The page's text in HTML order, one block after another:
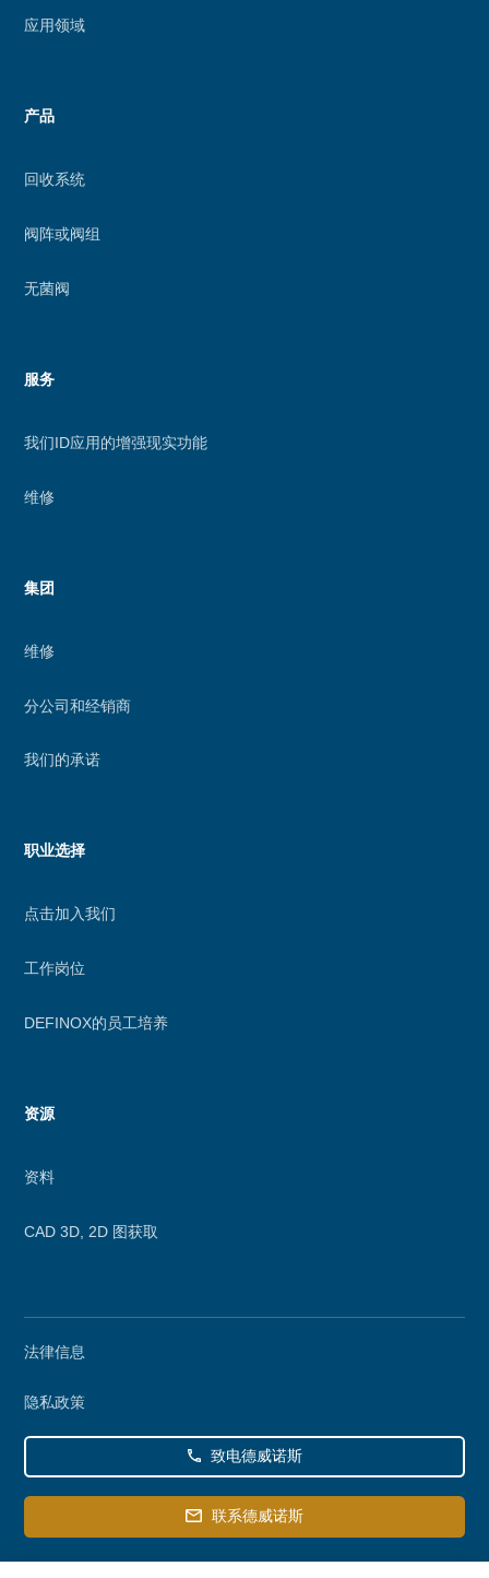
实
应用领域
产品
回收系统
阀阵或阀组
无菌阀
服务
我们ID应用的增强现实功能
维修
集团
维修
分公司和经销商
我们的承诺
职业选择
点击加入我们
工作岗位
DEFINOX的员工培养
资源
资料
CAD 3D, 2D 图获取
Secondary
法律信息
隐私政策
致电德威诺斯
联系德威诺斯